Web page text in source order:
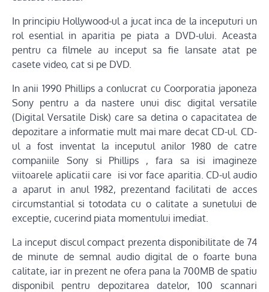
In principiu Hollywood-ul a jucat inca de la inceputuri un
rol esential in aparitia pe piata a DVD-ului. Aceasta
pentru ca filmele au inceput sa fie lansate atat pe
casete video, cat si pe DVD.
In anii 1990 Phillips a conlucrat cu Coorporatia japoneza
Sony pentru a da nastere unui disc digital versatile
(Digital Versatile Disk) care sa detina o capacitatea de
depozitare a informatie mult mai mare decat CD-ul. CD-
ul a fost inventat la inceputul anilor 1980 de catre
companiile Sony si Phillips , fara sa isi imagineze
viitoarele aplicatii care isi vor face aparitia. CD-ul audio
a aparut in anul 1982, prezentand facilitati de acces
circumstantial si totodata cu o calitate a sunetului de
exceptie, cucerind piata momentului imediat.
La inceput discul compact prezenta disponibilitate de 74
de minute de semnal audio digital de o foarte buna
calitate, iar in prezent ne ofera pana la 700MB de spatiu
disponibil pentru depozitarea datelor, 100 scannari